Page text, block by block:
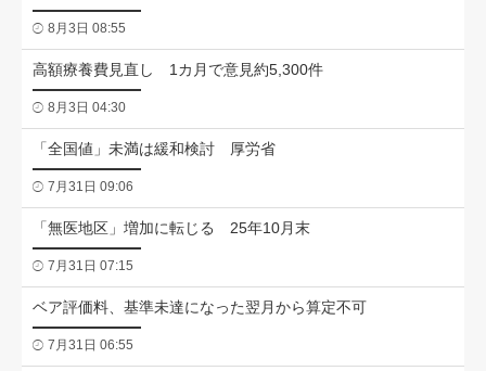
8月3日 08:55
高額療養費見直し 1カ月で意見約5,300件
8月3日 04:30
「全国値」未満は緩和検討 厚労省
7月31日 09:06
「無医地区」増加に転じる 25年10月末
7月31日 07:15
ベア評価料、基準未達になった翌月から算定不可
7月31日 06:55